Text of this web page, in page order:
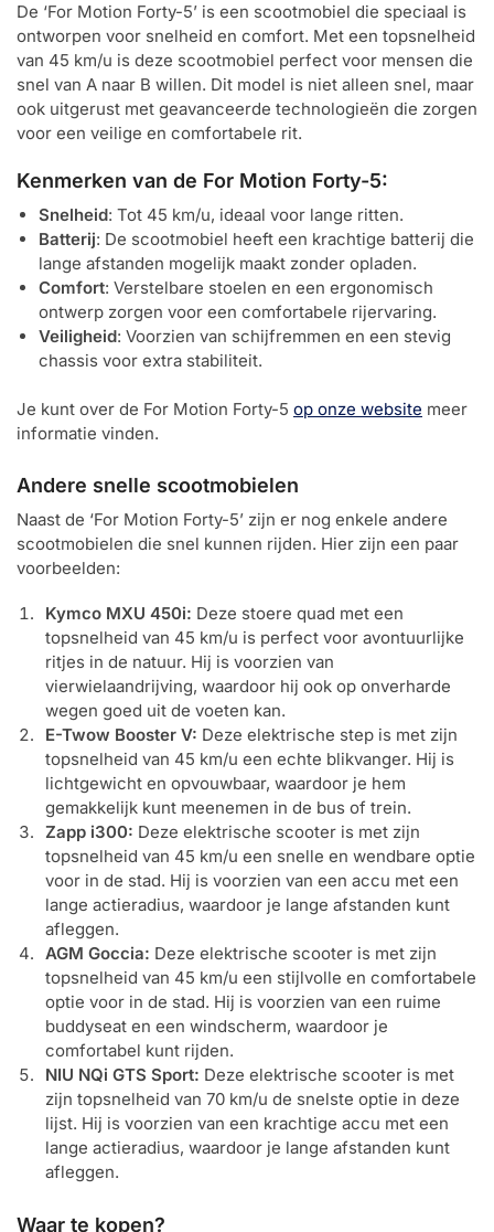
De ‘For Motion Forty-5’ is een scootmobiel die speciaal is
ontworpen voor snelheid en comfort. Met een topsnelheid
van 45 km/u is deze scootmobiel perfect voor mensen die
snel van A naar B willen. Dit model is niet alleen snel, maar
ook uitgerust met geavanceerde technologieën die zorgen
voor een veilige en comfortabele rit.
Kenmerken van de For Motion Forty-5:
Snelheid: Tot 45 km/u, ideaal voor lange ritten.
Batterij: De scootmobiel heeft een krachtige batterij die
lange afstanden mogelijk maakt zonder opladen.
Comfort: Verstelbare stoelen en een ergonomisch
ontwerp zorgen voor een comfortabele rijervaring.
Veiligheid: Voorzien van schijfremmen en een stevig
chassis voor extra stabiliteit.
Je kunt over de For Motion Forty-5 op onze website meer
informatie vinden.
Andere snelle scootmobielen
Naast de ‘For Motion Forty-5’ zijn er nog enkele andere
scootmobielen die snel kunnen rijden. Hier zijn een paar
voorbeelden:
Kymco MXU 450i: Deze stoere quad met een
topsnelheid van 45 km/u is perfect voor avontuurlijke
ritjes in de natuur. Hij is voorzien van
vierwielaandrijving, waardoor hij ook op onverharde
wegen goed uit de voeten kan.
E-Twow Booster V: Deze elektrische step is met zijn
topsnelheid van 45 km/u een echte blikvanger. Hij is
lichtgewicht en opvouwbaar, waardoor je hem
gemakkelijk kunt meenemen in de bus of trein.
Zapp i300: Deze elektrische scooter is met zijn
topsnelheid van 45 km/u een snelle en wendbare optie
voor in de stad. Hij is voorzien van een accu met een
lange actieradius, waardoor je lange afstanden kunt
afleggen.
AGM Goccia: Deze elektrische scooter is met zijn
topsnelheid van 45 km/u een stijlvolle en comfortabele
optie voor in de stad. Hij is voorzien van een ruime
buddyseat en een windscherm, waardoor je
comfortabel kunt rijden.
NIU NQi GTS Sport: Deze elektrische scooter is met
zijn topsnelheid van 70 km/u de snelste optie in deze
lijst. Hij is voorzien van een krachtige accu met een
lange actieradius, waardoor je lange afstanden kunt
afleggen.
Waar te kopen?